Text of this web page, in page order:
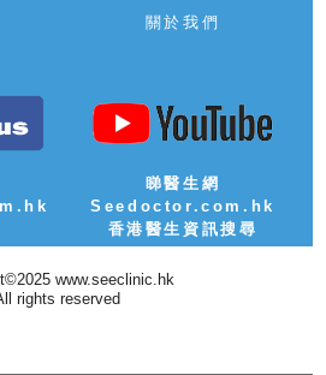
關於我們
睇醫生網
Seedoctor.com.hk
香港醫生資訊搜尋
www.seeclinic.hk
rights reserved